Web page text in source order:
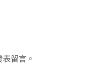
表留言。